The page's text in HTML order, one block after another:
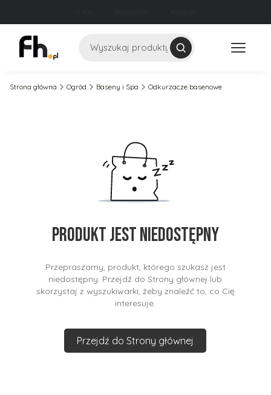
Szukaj
Strona główna Ogród Baseny i Spa Odkurzacze basenowe
Produkt jest niedostępny
Przepraszamy, produkt, którego szukasz jest
niedostępny. Przejdź do Strony głównej lub
skorzystaj z wyszukiwarki, żeby znaleźć to, co Cię
interesuje.
Przejdź do Strony głównej